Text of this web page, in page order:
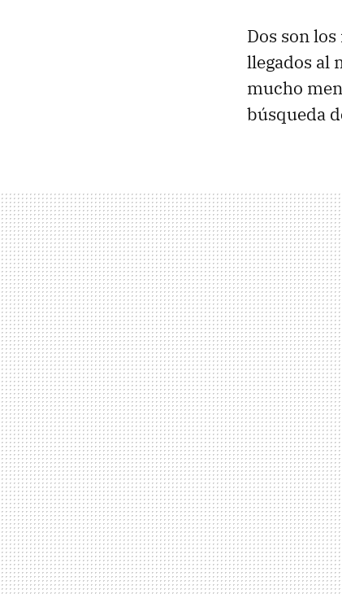
Dos son
llegados al
mucho
búsqueda